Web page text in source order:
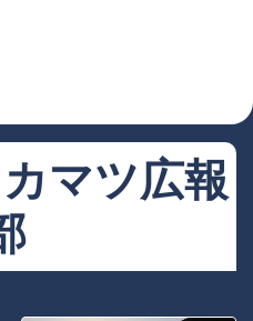
マツ広報